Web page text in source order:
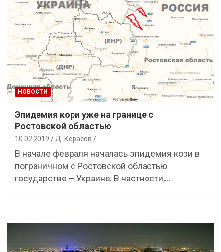
НОВОСТИ
Эпидемия кори уже на границе с
Ростовской областью
10.02.2019 Д. Керасов
В начале февраля началась эпидемия кори в
пограничном с Ростовской областью
государстве – Украине. В частности,…